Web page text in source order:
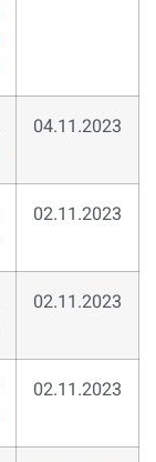
04.11.2023
02.11.2023
02.11.2023
02.11.2023